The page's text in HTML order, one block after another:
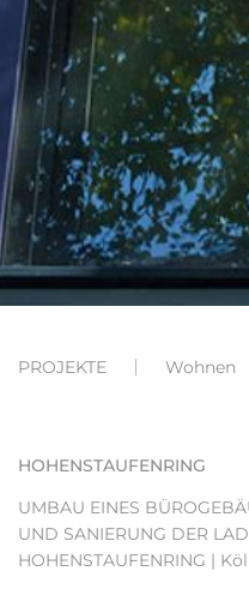
PROJEKTE Wohnen
HOHENSTAUFENRING
UMBAU EINES
UND SANIERUNG DER
HOHENSTAUFENRING |